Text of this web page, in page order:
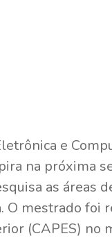
e
na próxima
as áreas
O mestrado foi
(CAPES) no